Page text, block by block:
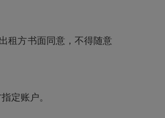
租方书面同意，不得随意
定账户。